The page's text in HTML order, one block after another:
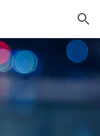
Skip to navigation